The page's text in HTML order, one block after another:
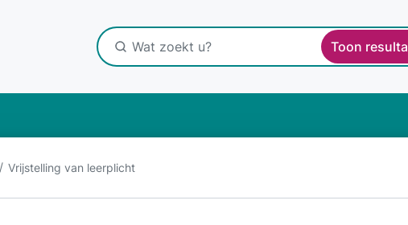
Toon resultaat
Vrijstelling van leerplicht